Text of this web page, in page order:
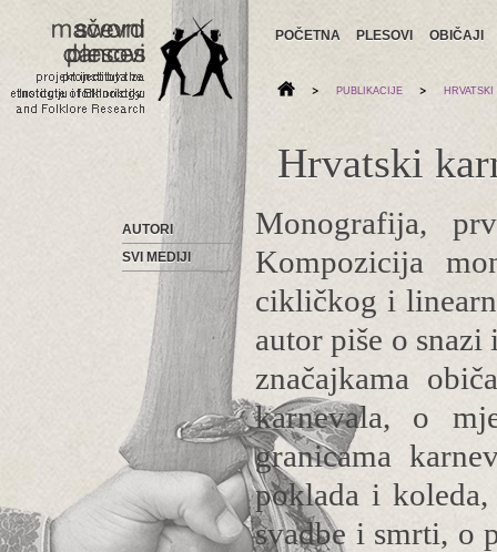
POČETNA PLESOVI OBIČAJI
> PUBLIKACIJE >
AUTORI
SVI MEDIJI
Hrvatski
Monografija,
Kompozicija
cikličkog i
autor piše o
značajkama
karnevala, o
granicama
poklada i
svadbe i smrti, o